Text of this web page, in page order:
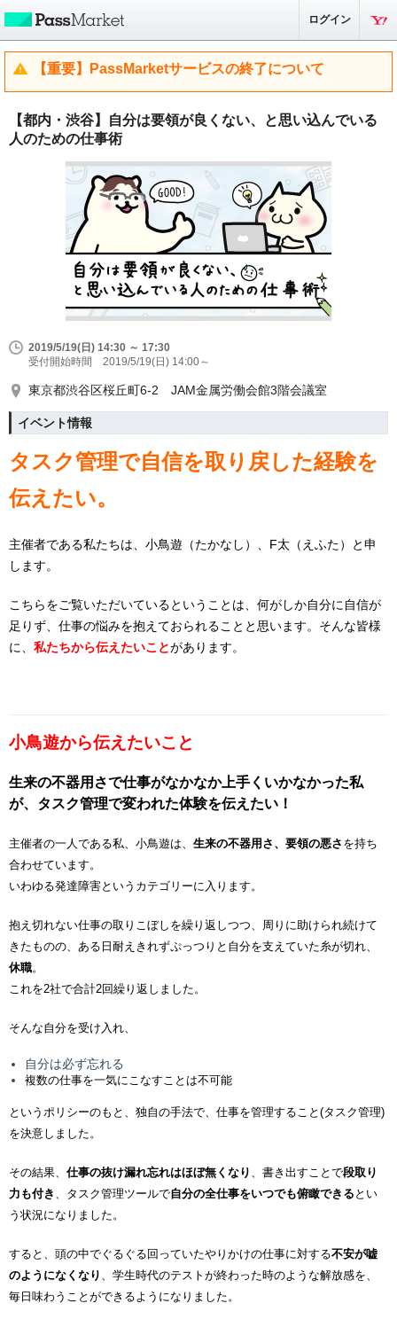
ログイン
【重要】PassMarketサービスの終了について
【都内・渋谷】自分は要領が良くない、と思い込んでいる
人のための仕事術
2019/5/19(日) 14:30 ～ 17:30
受付開始時間 2019/5/19(日) 14:00～
東京都渋谷区桜丘町6-2 JAM金属労働会館3階会議室
イベント情報
タスク管理で自信を取り戻した経験を
伝えたい。
主催者である私たちは、小鳥遊（たかなし）、F太（えふた）と申
します。
こちらをご覧いただいているということは、何がしか自分に自信が
足りず、仕事の悩みを抱えておられることと思います。 そんな皆様
に、 私たちから伝えたいことがあります。
小鳥遊から伝えたいこと
生来の不器用さで仕事がなかなか上手くいかなかった私
が、タスク管理で変われた体験を伝えたい！
主催者の一人である私、小鳥遊は、 生来の不器用さ、要領の悪さ を持ち
合わせています。
いわゆる発達障害というカテゴリーに入ります。
抱え切れない仕事の取りこぼしを繰り返しつつ、周りに助けられ続けて
きたものの、ある日耐えきれずぷっつりと自分を支えていた糸が切れ、
休職。
これを2社で合計2回繰り返しました。
そんな自分を受け入れ、
自分は必ず忘れる
複数の仕事を一気にこなすことは不可能
というポリシーのもと、独自の手法で、仕事を管理すること(タスク管理)
を決意しました。
その結果、 仕事の抜け漏れ忘れはほぼ無くなり 、書き出すことで段取り
力も付き 、タスク管理ツールで自分の全仕事をいつでも俯瞰できる とい
う状況になりました。
すると、頭の中でぐるぐる回っていたやりかけの仕事に対する不安が嘘
のようになくなり 、学生時代のテストが終わった時のような解放感を、
毎日味わうことができるようになりました。